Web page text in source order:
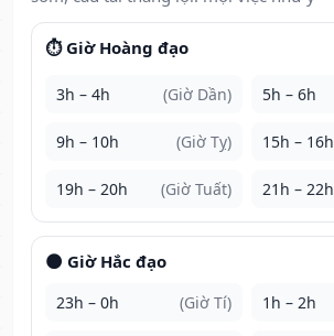
⏱️ Giờ Hoàng đạo
3h – 4h (Giờ Dần) 5h – 6h
9h – 10h (Giờ Tỵ) 15h – 16h
19h – 20h (Giờ Tuất) 21h – 22h
🌑 Giờ Hắc đạo
23h – 0h (Giờ Tí) 1h – 2h